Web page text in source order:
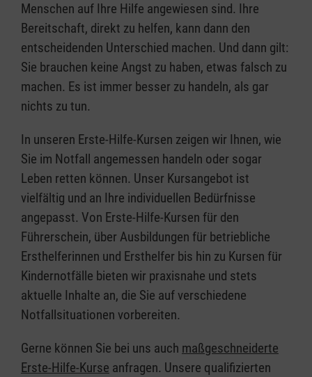
Menschen auf Ihre Hilfe angewiesen sind. Ihre
Bereitschaft, direkt zu helfen, kann dann den
entscheidenden Unterschied machen. Und dann gilt:
Sie brauchen keine Angst zu haben, etwas falsch zu
machen. Es ist immer besser zu handeln, als gar
nichts zu tun.
In unseren Erste-Hilfe-Kursen zeigen wir Ihnen, wie
Sie im Notfall angemessen handeln oder sogar
Leben retten können. Unser Kursangebot ist
vielfältig und an Ihre individuellen Bedürfnisse
angepasst. Von Erste-Hilfe-Kursen für den
Führerschein, über Ausbildungen für betriebliche
Ersthelferinnen und Ersthelfer bis hin zu Kursen für
Kindernotfälle bieten wir praxisnahe und stets
aktuelle Inhalte an, die Sie auf verschiedene
Notfallsituationen vorbereiten.
Gerne können Sie bei uns auch maßgeschneiderte
Erste-Hilfe-Kurse anfragen. Unsere qualifizierten